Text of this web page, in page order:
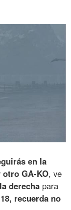
en la
GA-KO, ve
derecha para
recuerda no